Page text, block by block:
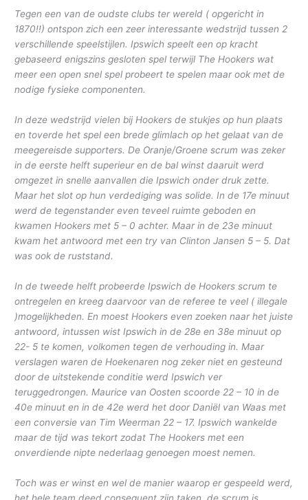
Tegen een van de oudste clubs ter wereld ( opgericht in
1870!!) ontspon zich een zeer interessante wedstrijd tussen 2
verschillende speelstijlen. Ipswich speelt een op kracht
gebaseerd enigszins gesloten spel terwijl The Hookers wat
meer een open snel spel probeert te spelen maar ook met de
nodige fysieke componenten.
In deze wedstrijd vielen bij Hookers de stukjes op hun plaats
en toverde het spel een brede glimlach op het gelaat van de
meegereisde supporters. De Oranje/Groene scrum was zeker
in de eerste helft superieur en de bal winst daaruit werd
omgezet in snelle aanvallen die Ipswich onder druk zette.
Maar het slot op hun verdediging was solide. In de 17e minuut
werd de tegenstander even teveel ruimte geboden en
kwamen Hookers met 5 – 0 achter. Maar in de 23e minuut
kwam het antwoord met een try van Clinton Jansen 5 – 5. Dat
was ook de ruststand.
In de tweede helft probeerde Ipswich de Hookers scrum te
ontregelen en kreeg daarvoor van de referee te veel ( illegale
)mogelijkheden. En moest Hookers even zoeken naar het juiste
antwoord, intussen wist Ipswich in de 28e en 38e minuut op
22- 5 te komen, volkomen tegen de verhouding in. Maar
verslagen waren de Hoekenaren nog zeker niet en gesteund
door de uitstekende conditie werd Ipswich ver
teruggedrongen. Maurice van Oosten scoorde 22 – 10 in de
40e minuut en in de 42e werd het door Daniël van Waas met
een conversie van Tim Weerman 22 – 17. Ipswich wankelde
maar de tijd was tekort zodat The Hookers met een
onverdiende nipte nederlaag genoegen moest nemen.
Toch was er winst en wel de manier waarop er gespeeld werd,
het hele team deed consequent zijn taken, de scrum is